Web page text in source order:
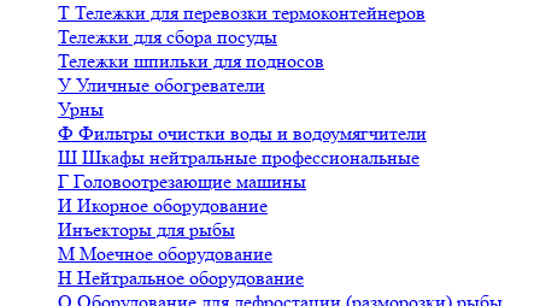
Т Тележки для перевозки термоконтейнеров
Тележки для сбора посуды
Тележки шпильки для подносов
У Уличные обогреватели
Урны
Ф Фильтры очистки воды и водоумягчители
Ш Шкафы нейтральные профессиональные
Г Головоотрезающие машины
И Икорное оборудование
Инъекторы для рыбы
М Моечное оборудование
Н Нейтральное оборудование